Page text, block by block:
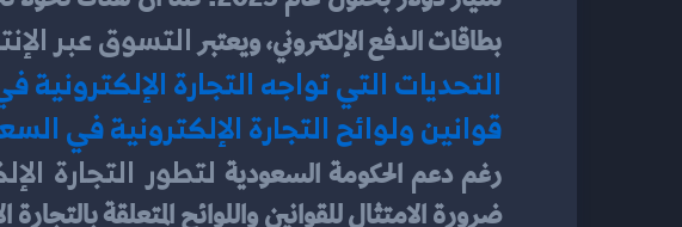
بطاقات الدفع الإلكتروني، ويعتبر التسوق عبر
التحديات التي تواجه التجارة
قوانين ولوائح التجارة الإلكترونية في
رغم دعم الحكومة السعودية لتطور التجارة